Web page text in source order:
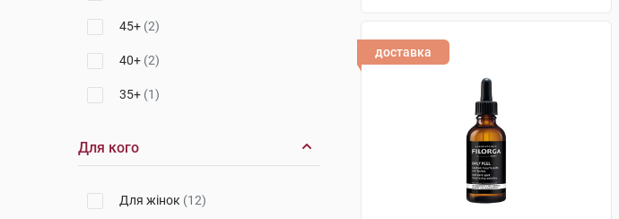
45+ (2)
40+ (2)
35+ (1)
Для кого
Для жінок (12)
доставка